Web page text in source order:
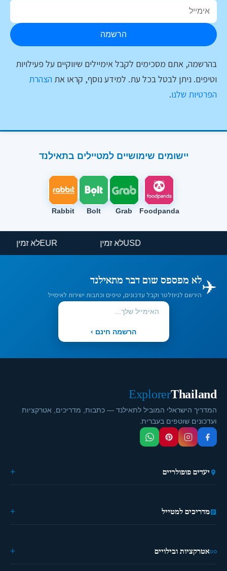
הרשמה
בהרשמה, אתם מסכימים לקבל אימיילים שיווקיים על פעילויות
וטיפים. ניתן לבטל בכל עת. למידע נוסף, קראו את הצהרת
הפרטיות שלנו.
יישומים שימושיים למטיילים בתאילנד
Foodpanda
Grab
Bolt
Rabbit
USDלא זמין EURלא זמין
✈️לא מפספס שום דבר מתאילנד
הירשם לניוזלטר וקבל עדכונים, טיפים וכתבות ישירות לאימייל
הרשמה חינם ›
Thailand
Explorer
המדריך הישראלי המוביל לתאילנד — כתבות, מדריכים, אטרקציות
ועדכונים שוטפים בעברית.
יעדים פופולריים
🎭 פאטייה
🌿 צ'יאנג מאי
מדריכים למטייל
מטיילים פעם ראשונה?
אטרקציות ובילויים